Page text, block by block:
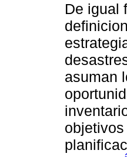
De igual
asuman